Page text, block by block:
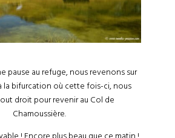
pause au refuge, nous revenons sur
la bifurcation où cette fois-ci, nous
droit pour revenir au Col de
Chamoussière.